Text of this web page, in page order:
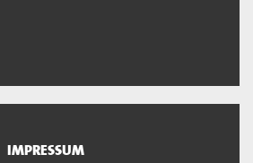
IMPRESSUM